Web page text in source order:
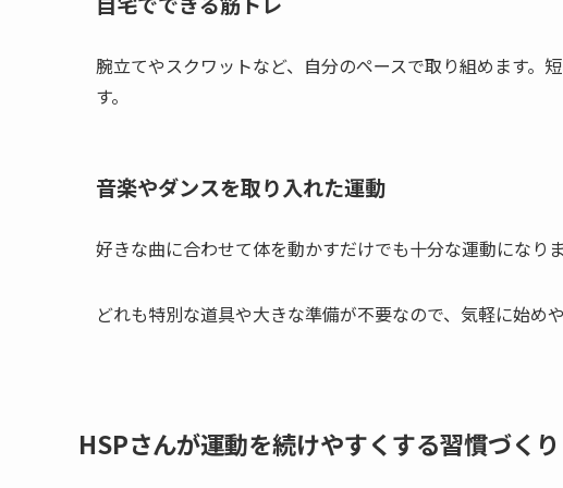
腕立てやスクワットなど、自分のペースで取り組めます。
す。
音楽やダンスを取り入れた運動
好きな曲に合わせて体を動かすだけでも十分な運動になり
どれも特別な道具や大きな準備が不要なので、気軽に始め
HSPさんが運動を続けやすくする習慣づくり